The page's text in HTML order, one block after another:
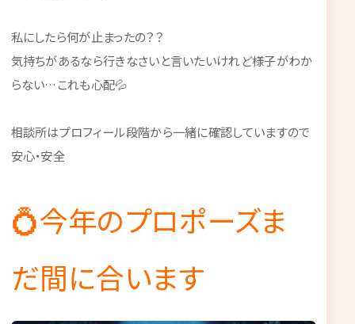
私にしたら何が止まったの？？
気持ちがあるなら行きなさいと言いたいけれど様子がわか
らない…これも心配💦
相談所はプロフィール段階から一緒に確認していますので
安心・安全
💍今年のプロポーズま
だ間に合います